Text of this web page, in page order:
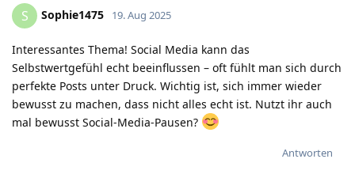
S Sophie1475 19. Aug 2025
Interessantes Thema! Social Media kann das
Selbstwertgefühl echt beeinflussen – oft fühlt man sich durch
perfekte Posts unter Druck. Wichtig ist, sich immer wieder
bewusst zu machen, dass nicht alles echt ist. Nutzt ihr auch
mal bewusst Social-Media-Pausen?
Antworten